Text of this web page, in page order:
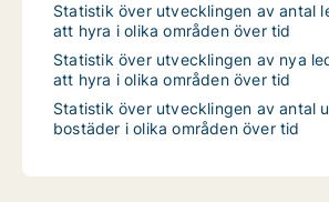
Statistik över utvecklingen av antal
att hyra i olika områden över tid
Statistik över utvecklingen av nya
att hyra i olika områden över tid
Statistik över utvecklingen av antal
bostäder i olika områden över tid